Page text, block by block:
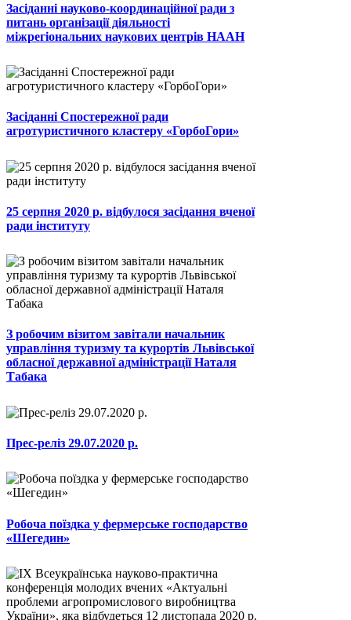
Засіданні науково-координаційної ради з
питань організації діяльності
міжрегіональних наукових центрів НААН
Засіданні Спостережної ради
агротуристичного кластеру «ГорбоГори»
25 серпня 2020 р. відбулося засідання вченої
ради інституту
З робочим візитом завітали начальник
управління туризму та курортів Львівської
обласної державної адміністрації Наталя
Табака
Прес-реліз 29.07.2020 р.
Робоча поїздка у фермерське господарство
«Шегедин»